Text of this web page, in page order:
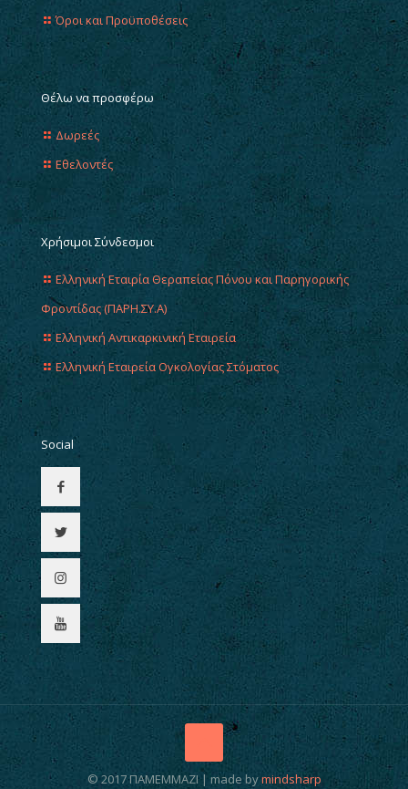
Όροι και Προϋποθέσεις
Θέλω να προσφέρω
Δωρεές
Εθελοντές
Χρήσιμοι Σύνδεσμοι
Ελληνική Εταιρία Θεραπείας Πόνου και Παρηγορικής
Φροντίδας (ΠΑΡΗ.ΣΥ.Α)
Ελληνική Αντικαρκινική Εταιρεία
Ελληνική Εταιρεία Ογκολογίας Στόματος
Social
© 2017 ΠΑΜΕΜΜΑΖΙ | made bymindsharp